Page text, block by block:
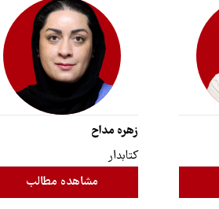
زهره مداح
کتابدار
مشاهده مطالب